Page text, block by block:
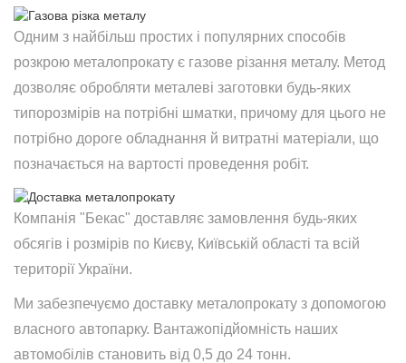
Одним з найбільш простих і популярних способів
розкрою металопрокату є газове різання металу. Метод
дозволяє обробляти металеві заготовки будь-яких
типорозмірів на потрібні шматки, причому для цього не
потрібно дороге обладнання й витратні матеріали, що
позначається на вартості проведення робіт.
Компанія "Бекас" доставляє замовлення будь-яких
обсягів і розмірів по Києву, Київській області та всій
території України.
Ми забезпечуємо доставку металопрокату з допомогою
власного автопарку. Вантажопідйомність наших
автомобілів становить від 0,5 до 24 тонн.